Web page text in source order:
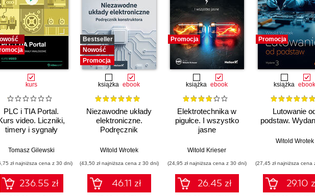
kurs
PLC i TIA Portal.
video. Liczniki,
timery i sygnały
Tomasz Gilewski
zł najniższa cena z 30 dni)
236.55 zł
Bestseller
Nowość
Promocja
książka ebook
Niezawodne układy
elektroniczne.
Podręcznik
Witold Wrotek
(43,50 zł najniższa cena z 30 dni)
46.11 zł
Promocja
książka ebook
Elektrotechnika w
pigułce. I wszystko
jasne
Witold Krieser
(24,95 zł najniższa cena z 30 dni)
26.45 zł
Promocja
książka ebook
Lutowanie
podstaw.
Witold Wrotek
(27,45 zł najniższa cena
29.10